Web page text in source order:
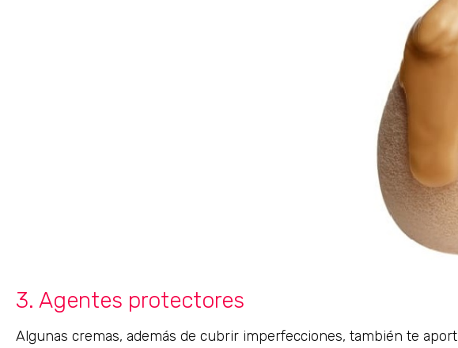
3. Agentes protectores
Algunas cremas, además de cubrir imperfecciones, también te